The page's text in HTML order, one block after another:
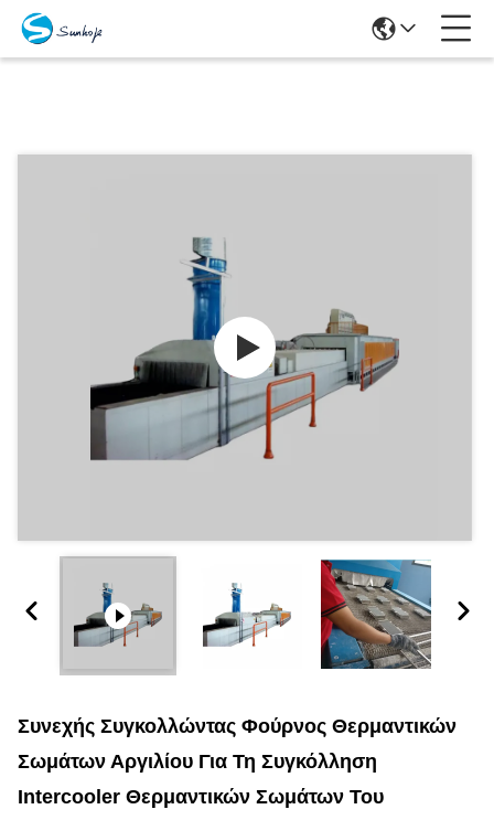
Συνεχής Συγκολλώντας Φούρνος Θερμαντικών
Σωμάτων Αργιλίου Για Τη Συγκόλληση
Intercooler Θερμαντικών Σωμάτων Του